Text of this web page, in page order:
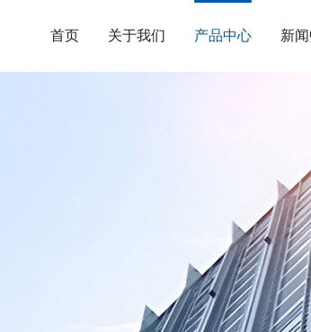
首页 关于我们 产品中心 新